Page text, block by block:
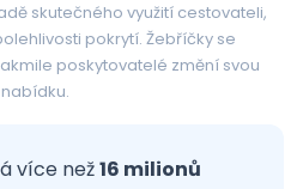
skutečného využití cestovateli,
pokrytí. Žebříčky se
poskytovatelé změní svou
nabídku.
více než16 milionů